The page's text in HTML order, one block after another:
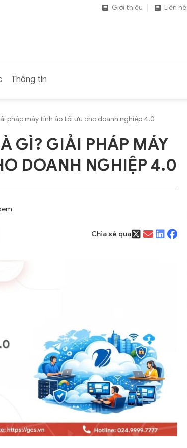
Giới thiệu Liên hệ
Thông tin
pháp máy tính ảo tối ưu cho doanh nghiệp 4.0
GÌ? GIẢI PHÁP MÁY
DOANH NGHIỆP 4.0
Chia sẻ qua